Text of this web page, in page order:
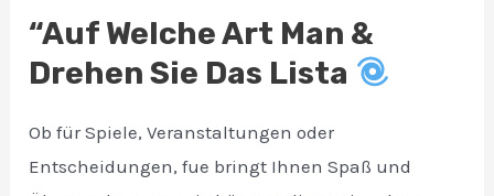
“Auf Welche Art Man &
Drehen Sie Das Lista
Ob für Spiele, Veranstaltungen oder
Entscheidungen, fue bringt Ihnen Spaß und